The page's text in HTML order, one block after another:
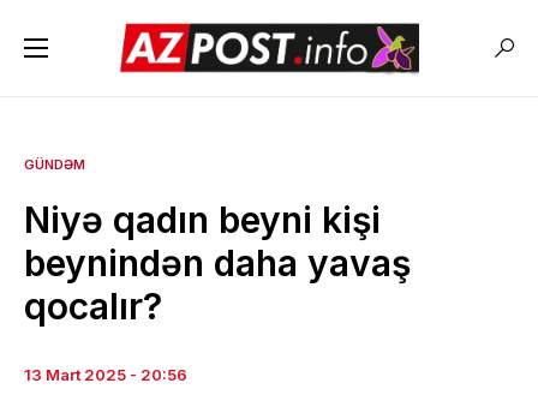
GÜNDƏM
Niyə qadın beyni kişi
beynindən daha yavaş
qocalır?
13 Mart 2025 - 20:56